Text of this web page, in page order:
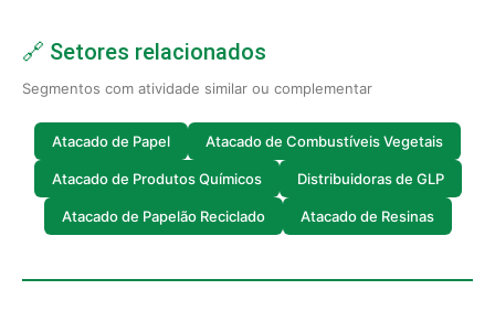
🔗 Setores relacionados
Segmentos com atividade similar ou complementar
Atacado de Papel Atacado de Combustíveis Vegetais
Atacado de Produtos Químicos Distribuidoras de GLP
Atacado de Papelão Reciclado Atacado de Resinas